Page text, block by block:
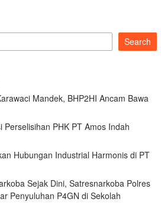
Search
Mandek, BHP2HI Ancam Bawa
PHK PT Amos Indah
Hubungan Industrial Harmonis di PT
Sejak Dini, Satresnarkoba Polres
Penyuluhan P4GN di Sekolah